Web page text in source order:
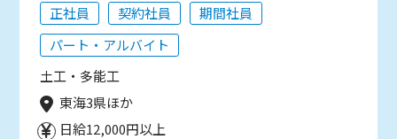
正社員 契約社員
期間社員
パート・アルバイト
土工・多能工
東海3県ほか
日給12,000円以上